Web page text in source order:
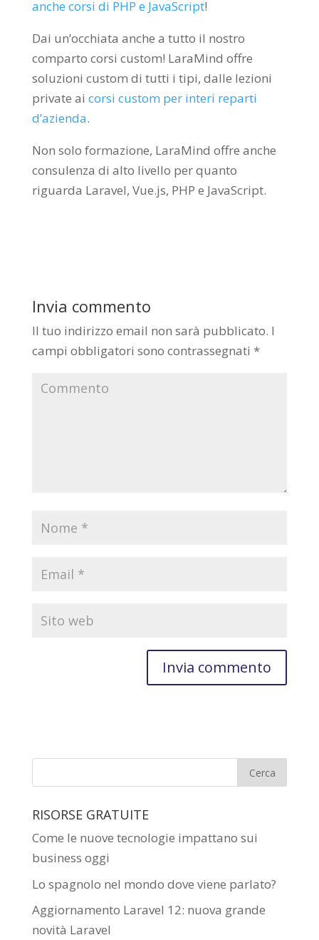
anche corsi di PHP e JavaScript!
Dai un’occhiata anche a tutto il nostro
comparto corsi custom! LaraMind offre
soluzioni custom di tutti i tipi, dalle lezioni
private ai corsi custom per interi reparti
d’azienda.
Non solo formazione, LaraMind offre anche
consulenza di alto livello per quanto
riguarda Laravel, Vue.js, PHP e JavaScript.
Invia commento
Il tuo indirizzo email non sarà pubblicato. I
campi obbligatori sono contrassegnati *
RISORSE GRATUITE
Come le nuove tecnologie impattano sui
business oggi
Lo spagnolo nel mondo dove viene parlato?
Aggiornamento Laravel 12: nuova grande
novità Laravel